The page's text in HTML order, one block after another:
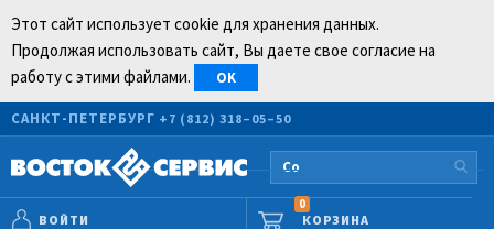
Этот сайт использует cookie для хранения данных.
Продолжая использовать сайт, Вы даете свое согласие на
работу с этими файлами.
OK
САНКТ-ПЕТЕРБУРГ +7 (812) 318–05–50
ВОЙТИ КОРЗИНА
0